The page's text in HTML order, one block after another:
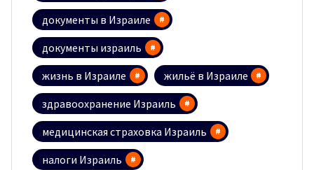
документы в Израиле
документы израиль
жизнь в Израиле
жильё в Израиле
здравоохранение Израиль
медицинская страховка Израиль
налоги Израиль